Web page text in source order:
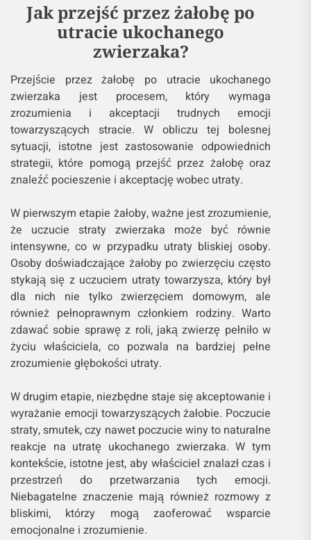
Jak przejść przez żałobę po
utracie ukochanego
zwierzaka?
Przejście przez żałobę po utracie ukochanego
zwierzaka jest procesem, który wymaga
zrozumienia i akceptacji trudnych emocji
towarzyszących stracie. W obliczu tej bolesnej
sytuacji, istotne jest zastosowanie odpowiednich
strategii, które pomogą przejść przez żałobę oraz
znaleźć pocieszenie i akceptację wobec utraty.
W pierwszym etapie żałoby, ważne jest zrozumienie,
że uczucie straty zwierzaka może być równie
intensywne, co w przypadku utraty bliskiej osoby.
Osoby doświadczające żałoby po zwierzęciu często
stykają się z uczuciem utraty towarzysza, który był
dla nich nie tylko zwierzęciem domowym, ale
również pełnoprawnym członkiem rodziny. Warto
zdawać sobie sprawę z roli, jaką zwierzę pełniło w
życiu właściciela, co pozwala na bardziej pełne
zrozumienie głębokości utraty.
W drugim etapie, niezbędne staje się akceptowanie i
wyrażanie emocji towarzyszących żałobie. Poczucie
straty, smutek, czy nawet poczucie winy to naturalne
reakcje na utratę ukochanego zwierzaka. W tym
kontekście, istotne jest, aby właściciel znalazł czas i
przestrzeń do przetwarzania tych emocji.
Niebagatelne znaczenie mają również rozmowy z
bliskimi, którzy mogą zaoferować wsparcie
emocjonalne i zrozumienie.